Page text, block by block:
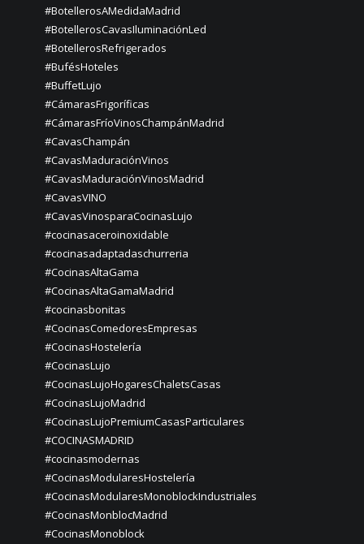
#BotellerosAMedidaMadrid
#BotellerosCavasIluminaciónLed
#BotellerosRefrigerados
#BufésHoteles
#BuffetLujo
#CámarasFrigoríficas
#CámarasFríoVinosChampánMadrid
#CavasChampán
#CavasMaduraciónVinos
#CavasMaduraciónVinosMadrid
#CavasVINO
#CavasVinosparaCocinasLujo
#cocinasaceroinoxidable
#cocinasadaptadaschurreria
#CocinasAltaGama
#CocinasAltaGamaMadrid
#cocinasbonitas
#CocinasComedoresEmpresas
#CocinasHostelería
#CocinasLujo
#CocinasLujoHogaresChaletsCasas
#CocinasLujoMadrid
#CocinasLujoPremiumCasasParticulares
#COCINASMADRID
#cocinasmodernas
#CocinasModularesHostelería
#CocinasModularesMonoblockIndustriales
#CocinasMonblocMadrid
#CocinasMonoblock